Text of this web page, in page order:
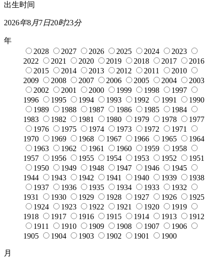
出生时间
2026年8月7日20时23分
年
2028
2027 2026 2025 2024
2023
2022
2021 2020 2019 2018 2017
2016
2015
2014 2013 2012 2011
2010
2009
2008 2007 2006 2005 2004
2003
2002
2001 2000 1999 1998
1997
1996
1995 1994 1993 1992 1991
1990
1989
1988 1987 1986 1985
1984
1983
1982 1981 1980 1979 1978
1977
1976
1975 1974 1973 1972
1971
1970
1969 1968 1967 1966 1965
1964
1963
1962 1961 1960 1959
1958
1957
1956 1955 1954 1953 1952
1951
1950
1949 1948 1947 1946
1945
1944
1943 1942 1941 1940 1939
1938
1937
1936 1935 1934 1933
1932
1931
1930 1929 1928 1927 1926
1925
1924
1923 1922 1921 1920
1919
1918
1917 1916 1915 1914 1913
1912
1911
1910 1909 1908 1907
1906
1905
1904 1903 1902 1901 1900
月